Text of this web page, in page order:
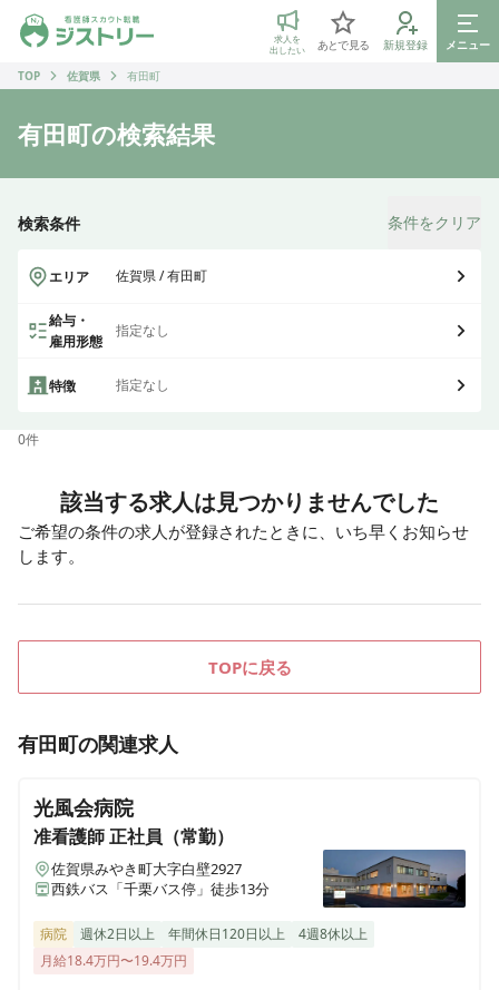
ジストリー 看護師の転職マッチング
求人を
出したい
あとで見る 新規登録
メニュー
TOP
佐賀県 有田町
有田町の検索結果
検索条件 条件をクリア
エリア 佐賀県 / 有田町
給与・
雇用形態
指定なし
特徴 指定なし
0件
該当する求人は見つかりませんでした
ご希望の条件の求人が登録されたときに、いち早くお知らせ
します。
TOPに戻る
有田町の関連求人
光風会病院
准看護師正社員（常勤）
佐賀県みやき町大字白壁2927
西鉄バス「千栗バス停」徒歩13分
病院 週休2日以上 年間休日120日以上
4週8休以上
月給18.4万円〜19.4万円